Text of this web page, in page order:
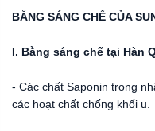
BẰNG SÁNG CHẾ CỦA
I. Bằng sáng chế tại Hàn
- Các chất Saponin trong
các hoạt chất chống khối u.